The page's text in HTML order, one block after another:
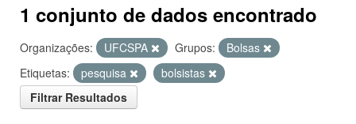
1 conjunto de dados encontrado
Organizações: UFCSPA Grupos:
Bolsas
Etiquetas:
pesquisa
bolsistas
Filtrar Resultados